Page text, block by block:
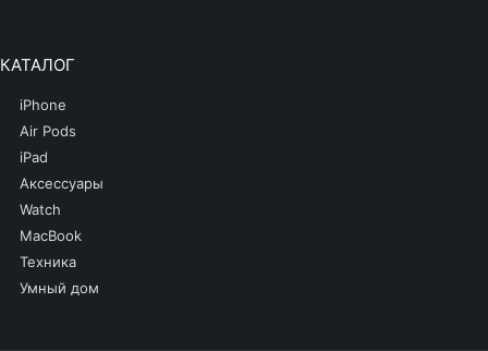
КАТАЛОГ
iPhone
Air Pods
iPad
Аксессуары
Watch
MacBook
Техника
Умный дом